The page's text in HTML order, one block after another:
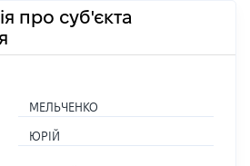
про суб'єкта
МЕЛЬЧЕНКО
ЮРІЙ